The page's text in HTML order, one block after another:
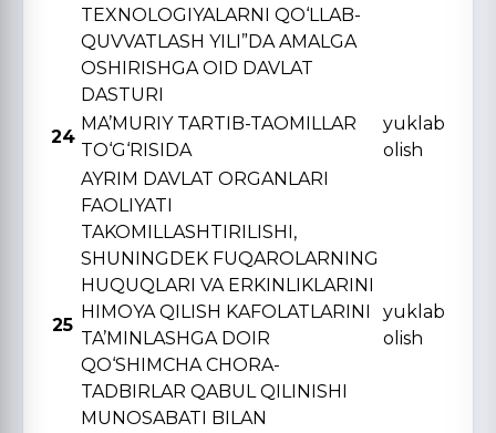
TЕXNOLOGIYALARNI QO‘LLAB-
QUVVATLASH YILI”DA AMALGA
OSHIRISHGA OID DAVLAT
DASTURI
24
MA’MURIY TARTIB-TAOMILLAR
TO‘G‘RISIDA
yuklab
olish
25
AYRIM DAVLAT ORGANLARI
FAOLIYATI
TAKOMILLASHTIRILISHI,
SHUNINGDЕK FUQAROLARNING
HUQUQLARI VA ERKINLIKLARINI
HIMOYA QILISH KAFOLATLARINI
TA’MINLASHGA DOIR
QO‘SHIMCHA CHORA-
TADBIRLAR QABUL QILINISHI
MUNOSABATI BILAN
yuklab
olish